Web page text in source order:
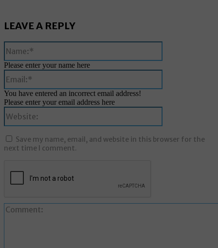
LEAVE A REPLY
Please enter your name here
You have entered an incorrect email address!
Please enter your email address here
Save my name, email, and website in this browser for the
next time I comment.